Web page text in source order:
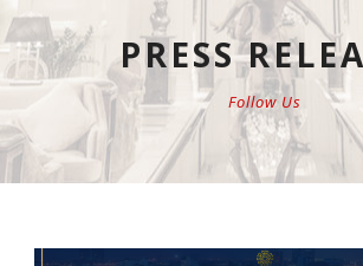
PRESS
Follow Us